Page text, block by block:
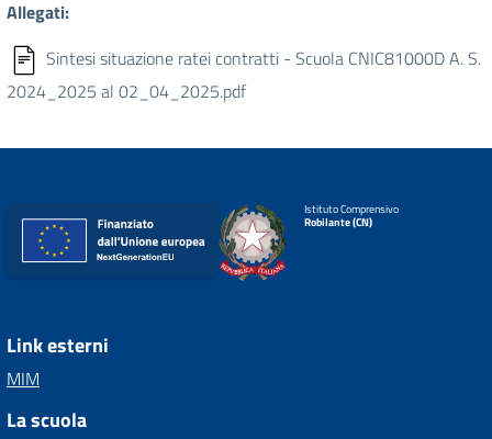
Allegati:
Sintesi situazione ratei contratti - Scuola CNIC81000D A. S.
2024_2025 al 02_04_2025.pdf
Istituto Comprensivo
Robilante (CN)
Link esterni
MIM
La scuola